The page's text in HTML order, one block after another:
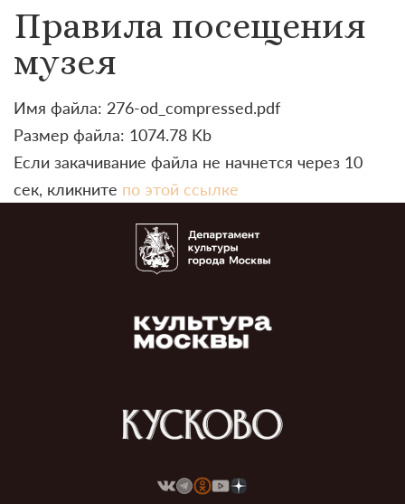
Правила посещения
музея
Имя файла: 276-od_compressed.pdf
Размер файла: 1074.78 Kb
Если закачивание файла не начнется через 10
сек, кликните по этой ссылке